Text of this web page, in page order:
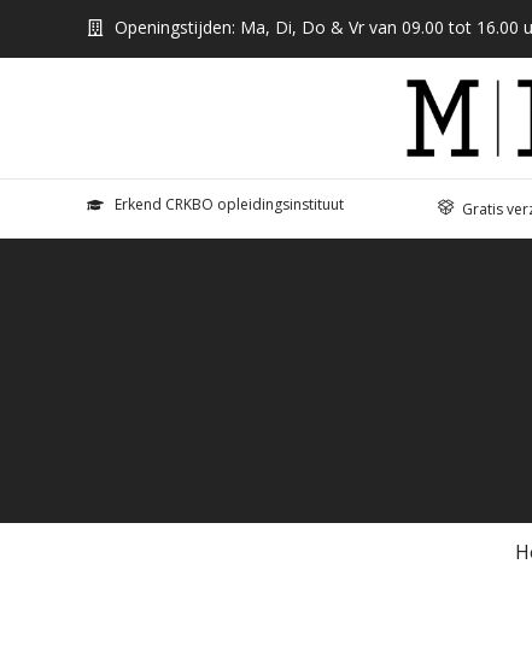
Openingstijden: Ma, Di, Do & Vr van 09.00 tot 16.00
Erkend CRKBO opleidingsinstituut Gratis